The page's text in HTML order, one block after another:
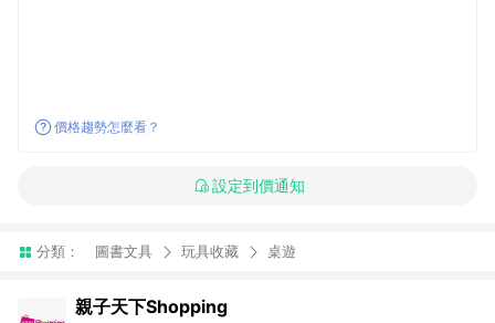
價格趨勢怎麼看？
設定到價通知
分類： 圖書文具 玩具收藏 桌遊
親子天下Shopping